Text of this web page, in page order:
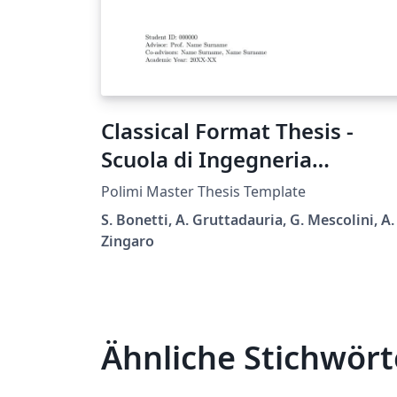
Classical Format Thesis -
Scuola di Ingegneria
Industriale e
dell'Informazione -
Politecnico di Milano
Polimi Master Thesis Template
S. Bonetti, A. Gruttadauria, G. Mescolini, A.
Zingaro
Ähnliche